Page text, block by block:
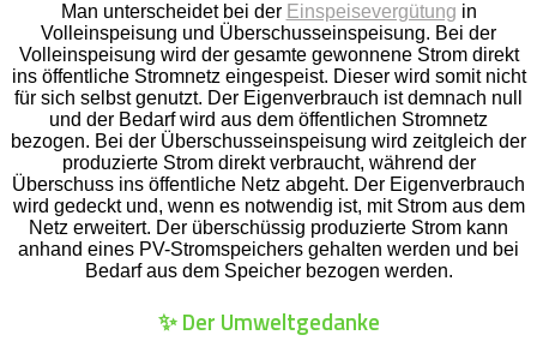
Man unterscheidet bei der Einspeisevergütung in
Volleinspeisung und Überschusseinspeisung. Bei der
Volleinspeisung wird der gesamte gewonnene Strom direkt
ins öffentliche Stromnetz eingespeist. Dieser wird somit nicht
für sich selbst genutzt. Der Eigenverbrauch ist demnach null
und der Bedarf wird aus dem öffentlichen Stromnetz
bezogen. Bei der Überschusseinspeisung wird zeitgleich der
produzierte Strom direkt verbraucht, während der
Überschuss ins öffentliche Netz abgeht. Der Eigenverbrauch
wird gedeckt und, wenn es notwendig ist, mit Strom aus dem
Netz erweitert. Der überschüssig produzierte Strom kann
anhand eines PV-Stromspeichers gehalten werden und bei
Bedarf aus dem Speicher bezogen werden.
✨ Der Umweltgedanke